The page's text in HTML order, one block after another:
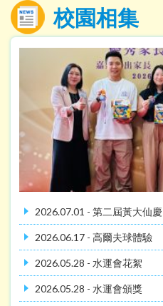
校園相集
2026.07.01 - 第二屆黃大仙
2026.06.17 - 高爾夫球體驗
2026.05.28 - 水運會花絮
2026.05.28 - 水運會頒獎